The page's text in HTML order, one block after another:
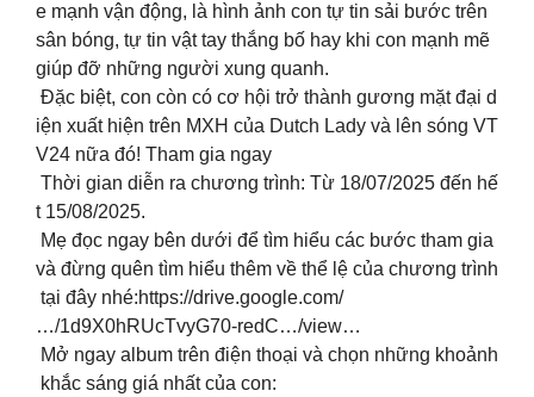
e mạnh vận động, là hình ảnh con tự tin sải bước trên
sân bóng, tự tin vật tay thắng bố hay khi con mạnh mẽ
giúp đỡ những người xung quanh.
Đặc biệt, con còn có cơ hội trở thành gương mặt đại d
iện xuất hiện trên MXH của Dutch Lady và lên sóng VT
V24 nữa đó! Tham gia ngay
️ Thời gian diễn ra chương trình: Từ 18/07/2025 đến hế
t 15/08/2025.
Mẹ đọc ngay bên dưới để tìm hiểu các bước tham gia
và đừng quên tìm hiểu thêm về thể lệ của chương trình
tại đây nhé:https://drive.google.com/
…/1d9X0hRUcTvyG70-redC…/view…
Mở ngay album trên điện thoại và chọn những khoảnh
khắc sáng giá nhất của con: